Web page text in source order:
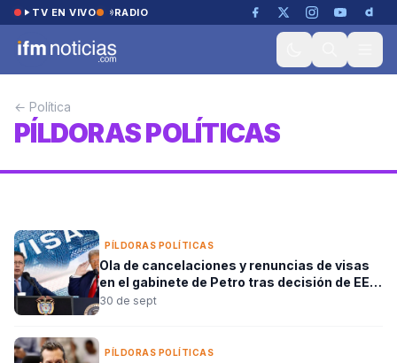
Saltar al contenido
TV EN VIVO RADIO
← Política
PÍLDORAS POLÍTICAS
Ola de reacciones por insultos de
Benedetti a la magistrada Lombana
durante allanamiento a su vivienda
Redacción IFM 12 de nov 3 min lectura
PÍLDORAS POLÍTICAS
Ola de cancelaciones y renuncias de visas
en el gabinete de Petro tras decisión de EE.
UU.
30 de sept
PÍLDORAS POLÍTICAS